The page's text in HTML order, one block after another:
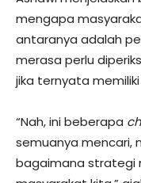
mengapa
antaranya adalah
merasa perlu
jika ternyata
“Nah, ini beberapa
semuanya mencari,
bagaimana strategi